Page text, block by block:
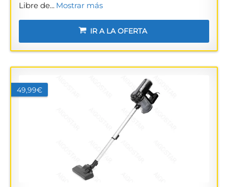
Libre de... Mostrar más
IR A LA OFERTA
49,99€